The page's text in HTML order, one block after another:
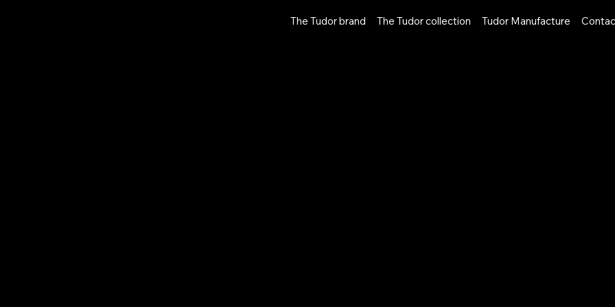
The Tudor brand The Tudor collection Tudor Manufacture